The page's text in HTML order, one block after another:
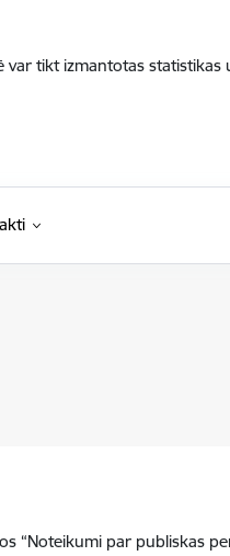
tikt izmantotas statistikas
“Noteikumi par publiskas